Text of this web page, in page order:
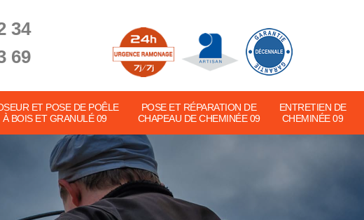
34
69
ET POSE DE POÊLE
À BOIS ET GRANULÉ 09
POSE ET RÉPARATION DE
CHAPEAU DE CHEMINÉE 09
ENTRETIEN DE
CHEMINÉE 09